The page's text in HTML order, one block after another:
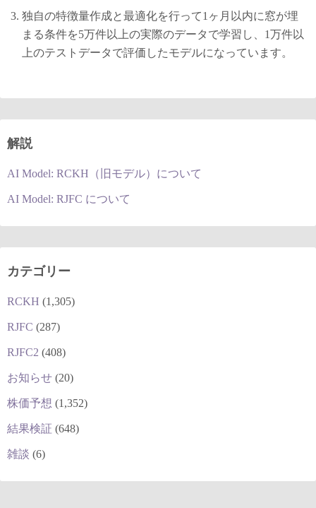
独自の特徴量作成と最適化を行って1ヶ月以内に窓が埋
まる条件を5万件以上の実際のデータで学習し、1万件以
上のテストデータで評価したモデルになっています。
解説
AI Model: RCKH（旧モデル）について
AI Model: RJFC について
カテゴリー
RCKH (1,305)
RJFC (287)
RJFC2 (408)
お知らせ (20)
株価予想 (1,352)
結果検証 (648)
雑談 (6)